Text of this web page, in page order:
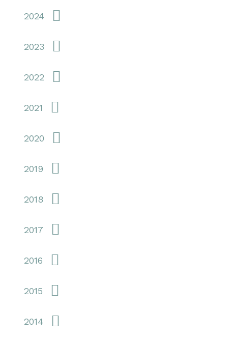
2024
2023
2022
2021
2020
2019
2018
2017
2016
2015
2014